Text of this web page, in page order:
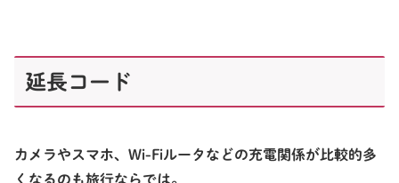
延長コード
カメラやスマホ、Wi-Fiルータなどの充電関係が比較的多
くなるのも旅行ならでは。